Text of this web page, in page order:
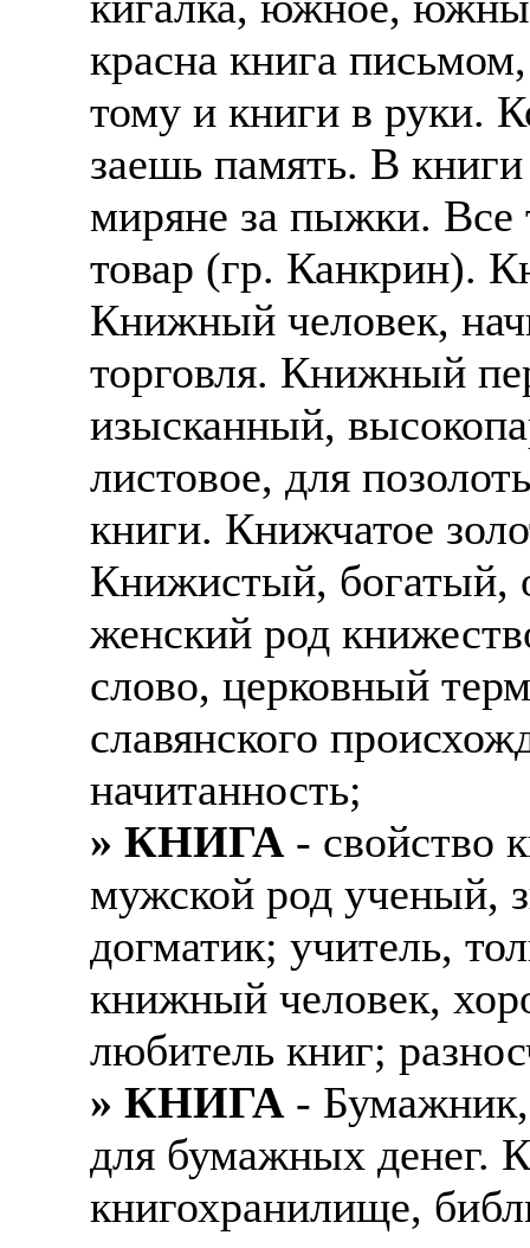
красна книга
тому и книги в руки.
заешь память. В
миряне за пыжки. Все
товар (гр. Канкрин).
Книжный человек,
торговля. Книжный
изысканный,
листовое, для
книги. Книжчатое
Книжистый, богатый,
женский род
слово, церковный
славянского
начитанность;
» КНИГА- свойство
мужской род ученый,
догматик; учитель,
книжный человек,
любитель книг;
» КНИГА- Бумажник,
для бумажных денег.
книгохранилище,